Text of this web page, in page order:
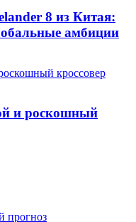
8 из Китая:
амбиции
и роскошный